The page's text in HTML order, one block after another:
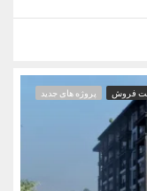
فروش پروژه های جدید